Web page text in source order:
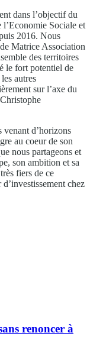
dans l’objectif du
Sociale et
2016. Nous
Matrice Association
des territoires
le fort potentiel de
autres
sur l’axe du
venant d’horizons
au coeur de son
nous partageons et
son ambition et sa
fiers de ce
chez
renoncer à